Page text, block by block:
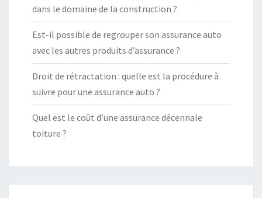
dans le domaine de la construction ?
Est-il possible de regrouper son assurance auto
avec les autres produits d’assurance ?
Droit de rétractation : quelle est la procédure à
suivre pour une assurance auto ?
Quel est le coût d’une assurance décennale
toiture ?